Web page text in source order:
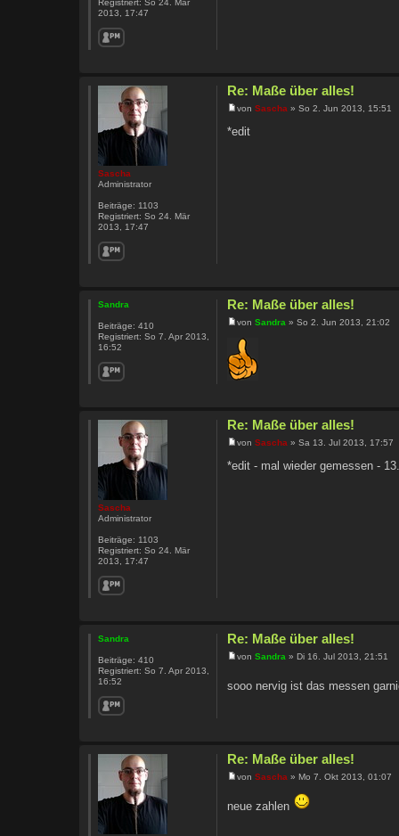
Registriert: So 24. Mär
2013, 17:47
Re: Maße über alles!
vonSascha » So 2. Jun 2013, 15:51
*edit
Sascha
Administrator
Beiträge: 1103
Registriert: So 24. Mär
2013, 17:47
Re: Maße über alles!
vonSandra » So 2. Jun 2013, 21:02
Sandra
Beiträge: 410
Registriert: So 7. Apr 2013,
16:52
Re: Maße über alles!
vonSascha » Sa 13. Jul 2013, 17:57
*edit - mal wieder gemessen -
Sascha
Administrator
Beiträge: 1103
Registriert: So 24. Mär
2013, 17:47
Re: Maße über alles!
vonSandra » Di 16. Jul 2013, 21:51
sooo nervig ist das messen
Sandra
Beiträge: 410
Registriert: So 7. Apr 2013,
16:52
Re: Maße über alles!
vonSascha » Mo 7. Okt 2013, 01:07
neue zahlen